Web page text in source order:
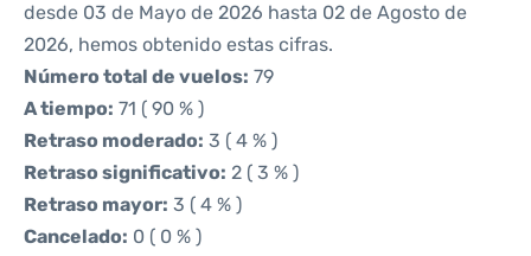
desde 03 de Mayo de 2026 hasta 02 de Agosto de
2026, hemos obtenido estas cifras.
Número total de vuelos: 79
A tiempo: 71 ( 90 % )
Retraso moderado: 3 ( 4 % )
Retraso significativo: 2 ( 3 % )
Retraso mayor: 3 ( 4 % )
Cancelado: 0 ( 0 % )